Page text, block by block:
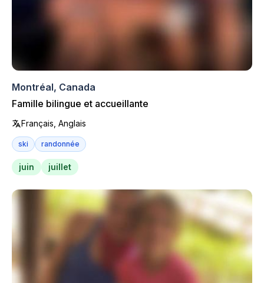
Montréal, Canada
Famille bilingue et accueillante
Français, Anglais
ski randonnée
juin juillet